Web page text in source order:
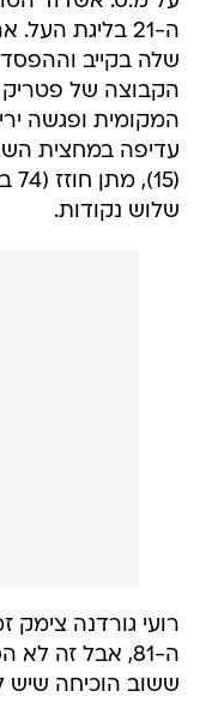
ה-21 בליגת
שלה בקייב
הקבוצה של פטריק
המקומית ופגשה
עדיפה במחצית
שלוש נקודות.
רועי גורדנה
ה-81, אבל זה
ששוב הוכיחה שיש